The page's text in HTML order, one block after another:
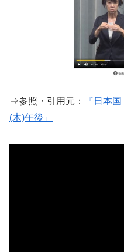
韓国『国民
韓国政府「
ャンペーン」⇒ あの名物
韓国「橋が
『Money1』
韓国鉄鋼最
営業利益80.2％も減少
⇒参照・引用元：
『日本
(木)午後」